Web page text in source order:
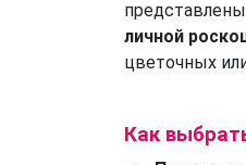
личной
цветочных
Как